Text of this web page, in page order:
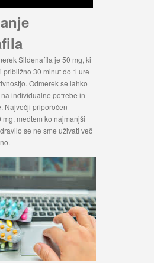
Sildenafila je 50 mg, ki
približno 30 minut do 1 ure
Odmerek se lahko
individualne potrebe in
Največji priporočen
medtem ko najmanjši
se ne sme uživati več